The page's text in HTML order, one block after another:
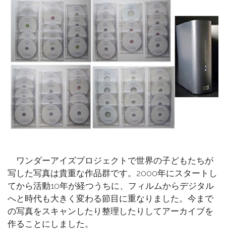
ワンダーアイズプロジェクトで世界の子どもたちが
写した写真は貴重な作品群です。2000年にスタートし
てから活動10年が経つうちに、フィルムからデジタル
へと時代も大きく変わる節目に重なりました。今まで
の写真をスキャンしたり整理したりしてアーカイブを
作ることにしました。